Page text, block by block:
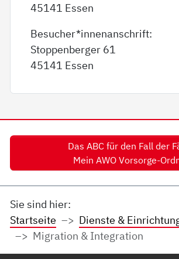
45141 Essen
Besucher*innenanschrift:
Stoppenberger 61
45141 Essen
Das ABC für den Fall der
Mein AWO Vorsorge-
Sie sind hier:
Startseite
Dienste &
Migration & Integration